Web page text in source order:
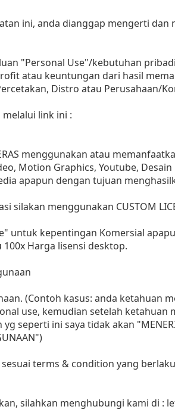
ini, anda dianggap mengerti dan
"Personal Use"/kebutuhan
atau keuntungan dari hasil
Distro atau Perusahaan/
link ini :
menggunakan atau
Motion Graphics, Youtube,
apapun dengan tujuan
menggunakan CUSTOM
untuk kepentingan Komersial
100x Harga lisensi desktop.
(Contoh kasus: anda ketahuan
use, kemudian setelah ketahuan
seperti ini saya tidak akan
terms & condition yang
silahkan menghubungi kami di :